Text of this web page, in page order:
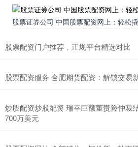
深圳股票配资平台 西安期货配资：助您把
杠杆配资网站 2026-03-05
在瞬息万变的期货市场中深圳股票配资平台
安期货配资应运而生，为投资者提供杠杆资
配资网上开户指南｜安全平台与流程解析
投资者所了解。配资网上开户因其便捷性，
股票证券公司 中国股票配资网上：轻松
股票配资门户推荐，正规平台精选对比
股票配资服务 合肥期货配资：解锁交易
炒股配资炒股配资 瑞幸巨额董责险仲裁
700万美元